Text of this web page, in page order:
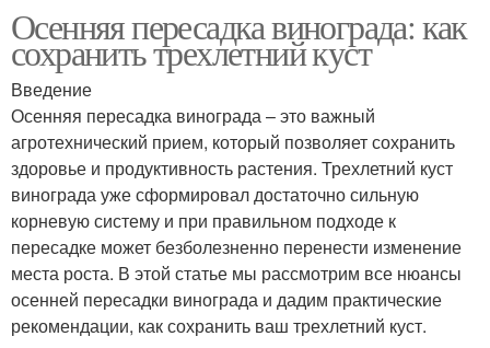
Осенняя пересадка винограда: как
сохранить трехлетний куст
Введение
Осенняя пересадка винограда – это важный
агротехнический прием, который позволяет сохранить
здоровье и продуктивность растения. Трехлетний куст
винограда уже сформировал достаточно сильную
корневую систему и при правильном подходе к
пересадке может безболезненно перенести изменение
места роста. В этой статье мы рассмотрим все нюансы
осенней пересадки винограда и дадим практические
рекомендации, как сохранить ваш трехлетний куст.